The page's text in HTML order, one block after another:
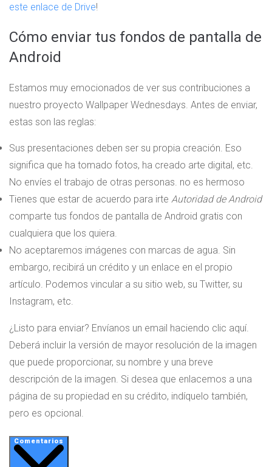
este enlace de Drive!
Cómo enviar tus fondos de pantalla de
Android
Estamos muy emocionados de ver sus contribuciones a
nuestro proyecto Wallpaper Wednesdays. Antes de enviar,
estas son las reglas:
Sus presentaciones deben ser su propia creación. Eso
significa que ha tomado fotos, ha creado arte digital, etc.
No envíes el trabajo de otras personas. no es hermoso
Tienes que estar de acuerdo para irte Autoridad de Android
comparte tus fondos de pantalla de Android gratis con
cualquiera que los quiera.
No aceptaremos imágenes con marcas de agua. Sin
embargo, recibirá un crédito y un enlace en el propio
artículo. Podemos vincular a su sitio web, su Twitter, su
Instagram, etc.
¿Listo para enviar? Envíanos un email haciendo clic aquí.
Deberá incluir la versión de mayor resolución de la imagen
que puede proporcionar, su nombre y una breve
descripción de la imagen. Si desea que enlacemos a una
página de su propiedad en su crédito, indíquelo también,
pero es opcional.
Comentarios